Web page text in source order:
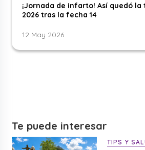
¡Jornada de infarto! Así quedó la
2026 tras la fecha 14
12 May 2026
Te puede interesar
TIPS Y